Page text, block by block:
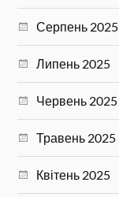
Серпень 2025
Липень 2025
Червень 2025
Травень 2025
Квітень 2025